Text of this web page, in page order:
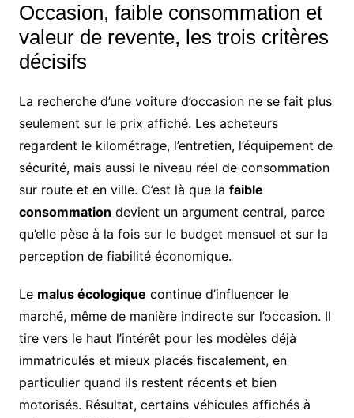
Occasion, faible consommation et
valeur de revente, les trois critères
décisifs
La recherche d’une voiture d’occasion ne se fait plus
seulement sur le prix affiché. Les acheteurs
regardent le kilométrage, l’entretien, l’équipement de
sécurité, mais aussi le niveau réel de consommation
sur route et en ville. C’est là que la faible
consommation devient un argument central, parce
qu’elle pèse à la fois sur le budget mensuel et sur la
perception de fiabilité économique.
Le malus écologique continue d’influencer le
marché, même de manière indirecte sur l’occasion. Il
tire vers le haut l’intérêt pour les modèles déjà
immatriculés et mieux placés fiscalement, en
particulier quand ils restent récents et bien
motorisés. Résultat, certains véhicules affichés à